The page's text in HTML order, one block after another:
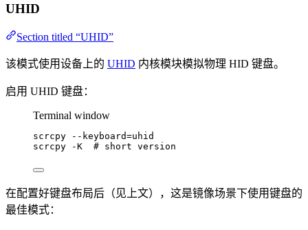
UHID
Section titled “UHID”
该模式使用设备上的 UHID 内核模块模拟物理 HID 键盘。
启用 UHID 键盘：
Terminal window
scrcpy
--keyboard=uhid
scrcpy
-K # short version
在配置好键盘布局后（见上文），这是镜像场景下使用键盘的
最佳模式：